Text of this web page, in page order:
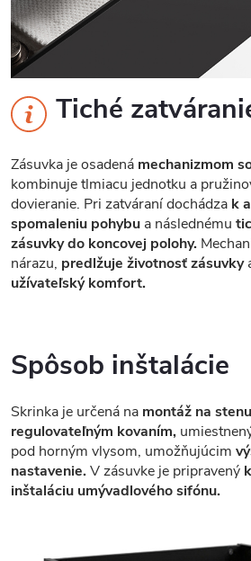
Tiché
Zásuvka je osadená mechanizmom
kombinuje tlmiacu jednotku a
dovieranie. Pri zatváraní dochádza k
spomaleniu pohybu a následnému
zásuvky do koncovej polohy.
nárazu, predlžuje životnosť zásuvky
užívateľský komfort.
Spôsob inštalácie
Skrinka je určená na montáž na stenu
regulovateľným kovaním,
pod horným vlysom, umožňujúcim
nastavenie.V zásuvke je pripravený
inštaláciu umývadlového sifónu.